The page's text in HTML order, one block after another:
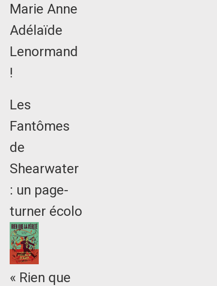
Marie Anne
Adélaïde
Lenormand
!
Les
Fantômes
de
Shearwater
: un page-
turner écolo
« Rien que